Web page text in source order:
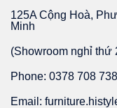
125A Cộng Hoà,
Minh
(Showroom nghỉ thứ
Phone: 0378 708
Email: